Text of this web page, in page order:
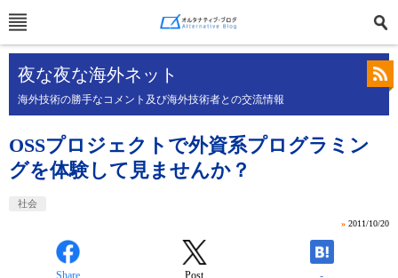
夜な夜な海外ネット
海外技術の勝手なコメント及び海外技術者との交流情報
OSSプロジェクトで外資系プログラミン
グを体験して見ませんか？
社会
» 2011/10/20
Share Post -